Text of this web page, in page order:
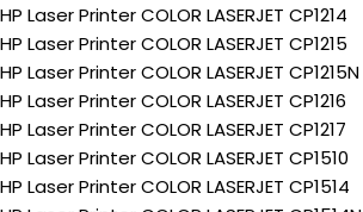
HP Laser Printer COLOR LASERJET CP1214
HP Laser Printer COLOR LASERJET CP1215
HP Laser Printer COLOR LASERJET CP1215N
HP Laser Printer COLOR LASERJET CP1216
HP Laser Printer COLOR LASERJET CP1217
HP Laser Printer COLOR LASERJET CP1510
HP Laser Printer COLOR LASERJET CP1514